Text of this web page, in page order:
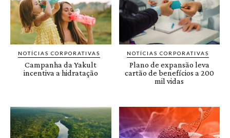
NOTÍCIAS CORPORATIVAS
Campanha da Yakult
incentiva a hidratação
NOTÍCIAS CORPORATIVAS
Plano de expansão leva
cartão de benefícios a 200
mil vidas